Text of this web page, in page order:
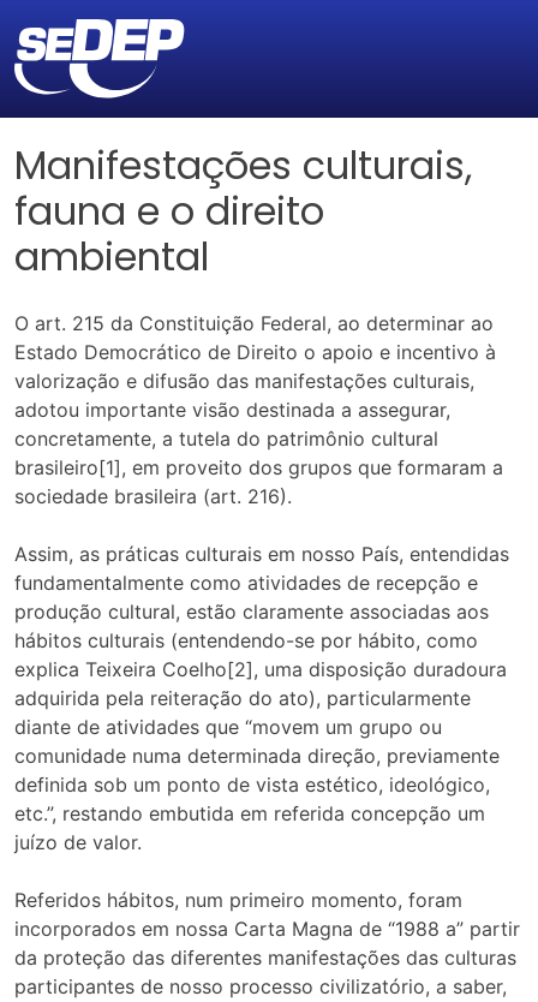
Manifestações culturais,
fauna e o direito
ambiental
O art. 215 da Constituição Federal, ao determinar ao
Estado Democrático de Direito o apoio e incentivo à
valorização e difusão das manifestações culturais,
adotou importante visão destinada a assegurar,
concretamente, a tutela do patrimônio cultural
brasileiro[1], em proveito dos grupos que formaram a
sociedade brasileira (art. 216).
Assim, as práticas culturais em nosso País, entendidas
fundamentalmente como atividades de recepção e
produção cultural, estão claramente associadas aos
hábitos culturais (entendendo-se por hábito, como
explica Teixeira Coelho[2], uma disposição duradoura
adquirida pela reiteração do ato), particularmente
diante de atividades que “movem um grupo ou
comunidade numa determinada direção, previamente
definida sob um ponto de vista estético, ideológico,
etc.”, restando embutida em referida concepção um
juízo de valor.
Referidos hábitos, num primeiro momento, foram
incorporados em nossa Carta Magna de “1988 a” partir
da proteção das diferentes manifestações das culturas
participantes de nosso processo civilizatório, a saber,